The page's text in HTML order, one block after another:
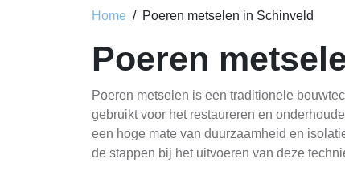
Home Poeren metselen in Schinveld
Poeren
Poeren metselen is een traditionele
gebruikt voor het restaureren en
een hoge mate van duurzaamheid en
de stappen bij het uitvoeren van deze